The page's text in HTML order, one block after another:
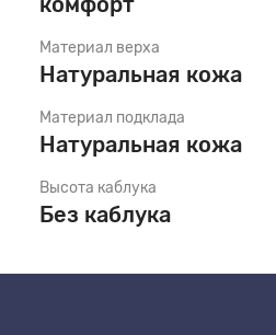
Материал верха
Натуральная кожа
Материал подклада
Натуральная кожа
Высота каблука
Без каблука